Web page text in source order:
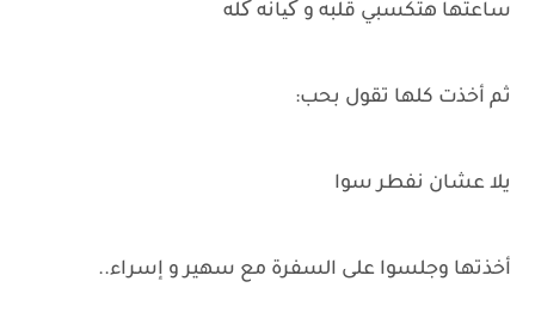
ساعتها هتكسبي قلبه و کیانه کله
ثم أخذت كلها تقول بحب:
يلا عشان نفطر سوا
أخذتها وجلسوا على السفرة مع سهير و إسراء..